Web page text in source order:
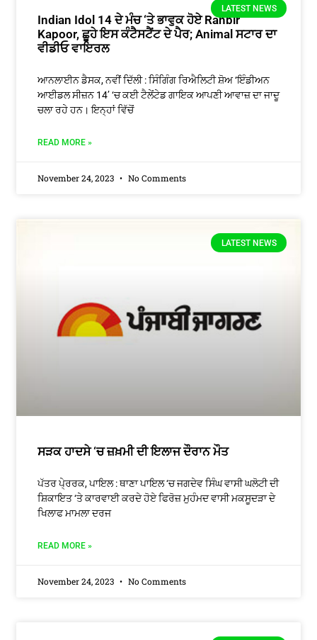
LATEST NEWS
Indian Idol 14 ਦੇ ਮੰਚ ‘ਤੇ ਭਾਵੁਕ ਹੋਏ Ranbir
Kapoor, ਛੂਹੇ ਇਸ ਕੰਟੈਸਟੈਂਟ ਦੇ ਪੈਰ; Animal ਸਟਾਰ ਦਾ
ਵੀਡੀਓ ਵਾਇਰਲ
ਆਨਲਾਈਨ ਡੈਸਕ, ਨਵੀਂ ਦਿੱਲੀ : ਸਿੰਗਿੰਗ ਰਿਐਲਿਟੀ ਸ਼ੋਅ ‘ਇੰਡੀਅਨ
ਆਈਡਲ ਸੀਜ਼ਨ 14’ ‘ਚ ਕਈ ਟੈਲੇਂਟੇਡ ਗਾਇਕ ਆਪਣੀ ਆਵਾਜ਼ ਦਾ ਜਾਦੂ
ਚਲਾ ਰਹੇ ਹਨ। ਇਨ੍ਹਾਂ ਵਿੱਚੋਂ
READ MORE »
November 24, 2023 No Comments
LATEST NEWS
ਸੜਕ ਹਾਦਸੇ ‘ਚ ਜ਼ਖ਼ਮੀ ਦੀ ਇਲਾਜ ਦੌਰਾਨ ਮੌਤ
ਪੱਤਰ ਪੇ੍ਰਰਕ, ਪਾਇਲ : ਥਾਣਾ ਪਾਇਲ ‘ਚ ਜਗਦੇਵ ਸਿੰਘ ਵਾਸੀ ਘਲੋਟੀ ਦੀ
ਸ਼ਿਕਾਇਤ ‘ਤੇ ਕਾਰਵਾਈ ਕਰਦੇ ਹੋਏ ਫਿਰੋਜ਼ ਮੁਹੰਮਦ ਵਾਸੀ ਮਕਸੂਦੜਾ ਦੇ
ਖਿਲਾਫ ਮਾਮਲਾ ਦਰਜ
READ MORE »
November 24, 2023 No Comments